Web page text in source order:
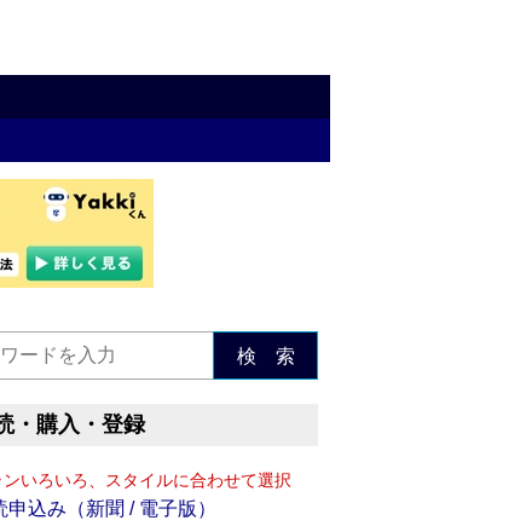
検 索
・購入・登録
ンいろいろ、スタイルに合わせて選択
申込み（新聞 / 電子版）